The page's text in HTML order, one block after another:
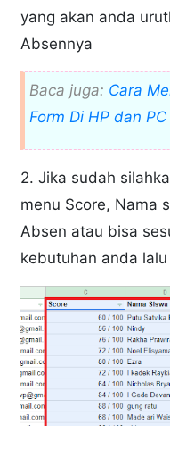
yang akan anda
Absennya
Baca juga: Cara
Form Di HP dan
2. Jika sudah
menu Score, Nama
Absen atau bisa
kebutuhan anda lalu